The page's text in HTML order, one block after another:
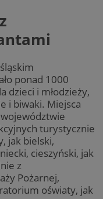
ponad 1000
dzieci i młodzieży,
i biwaki. Miejsca
turystycznie
jak bielski,
cieszyński, jak
z
Pożarnej,
oświaty, jak